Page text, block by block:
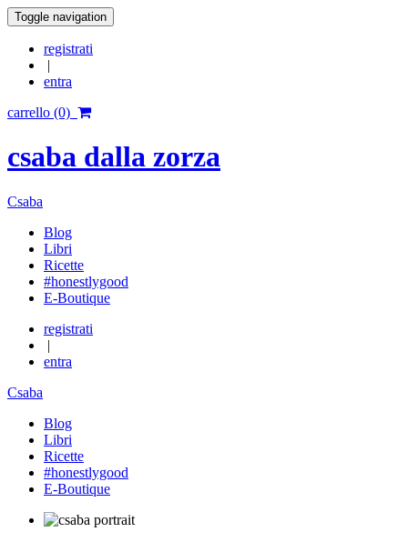
Toggle navigation
registrati
|
entra
carrello (0)
csaba dalla zorza
Csaba
Blog
Libri
Ricette
#honestlygood
E-Boutique
registrati
|
entra
Csaba
Blog
Libri
Ricette
#honestlygood
E-Boutique